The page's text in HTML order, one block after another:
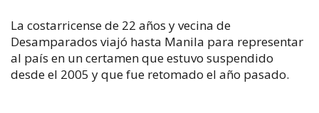
La costarricense de 22 años y vecina de
Desamparados viajó hasta Manila para representar
al país en un certamen que estuvo suspendido
desde el 2005 y que fue retomado el año pasado.